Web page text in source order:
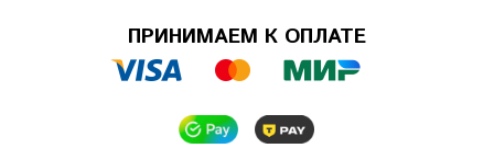
ПРИНИМАЕМ К ОПЛАТЕ